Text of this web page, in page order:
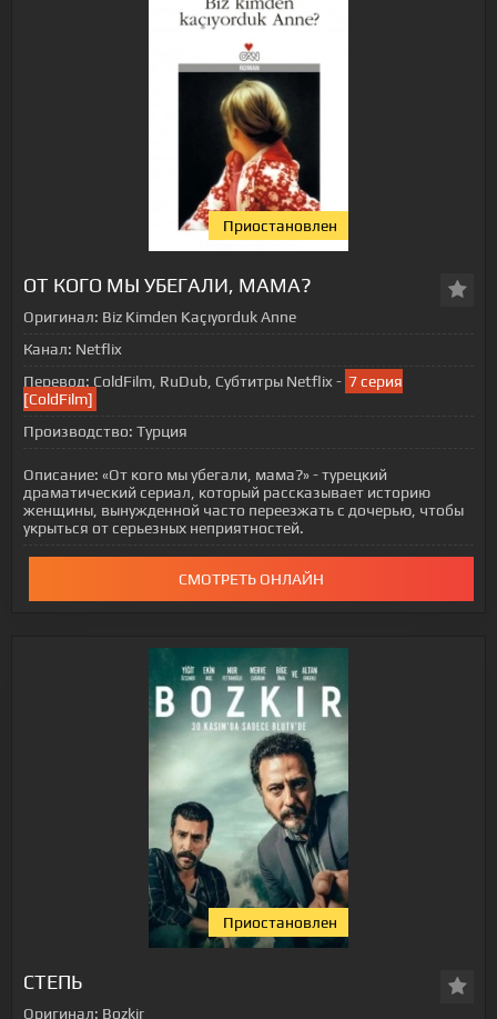
Приостановлен
ОТ КОГО МЫ УБЕГАЛИ, МАМА?
Оригинал: Biz Kimden Kaçıyorduk Anne
Канал: Netflix
Перевод: ColdFilm, RuDub, Субтитры Netflix - 7 серия
[ColdFilm]
Производство: Турция
Описание: «От кого мы убегали, мама?» - турецкий
драматический сериал, который рассказывает историю
женщины, вынужденной часто переезжать с дочерью, чтобы
укрыться от серьезных неприятностей.
СМОТРЕТЬ ОНЛАЙН
Приостановлен
СТЕПЬ
Оригинал: Bozkir